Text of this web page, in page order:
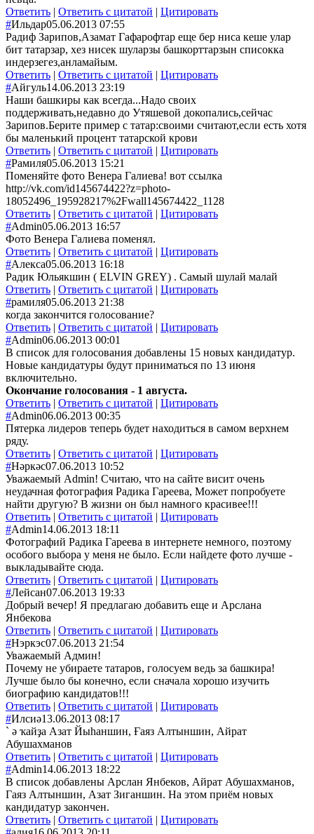
Ответить | Ответить с цитатой | Цитировать
#Ильдар05.06.2013 07:55
Радиф Зарипов,Азамат Гафарофтар еще бер ниса кеше улар
бит татарзар, хез нисек шуларзы башкорттарзын списокка
индерзегез,анламайым.
Ответить | Ответить с цитатой | Цитировать
#Айгуль14.06.2013 23:19
Наши башкиры как всегда...Надо своих
поддерживать,недавно до Утяшевой докопались,сейчас
Зарипов.Берите пример с татар:своими считают,если есть хотя
бы маленький процент татарской крови
Ответить | Ответить с цитатой | Цитировать
#Рамиля05.06.2013 15:21
Поменяйте фото Венера Галиева! вот ссылка
http://vk.com/id145674422?z=photo-
18052496_195928217%2Fwall145674422_1128
Ответить | Ответить с цитатой | Цитировать
#Admin05.06.2013 16:57
Фото Венера Галиева поменял.
Ответить | Ответить с цитатой | Цитировать
#Алекса05.06.2013 16:18
Радик Юльякшин ( ELVIN GREY) . Самый шулай малай
Ответить | Ответить с цитатой | Цитировать
#рамиля05.06.2013 21:38
когда закончится голосование?
Ответить | Ответить с цитатой | Цитировать
#Admin06.06.2013 00:01
В список для голосования добавлены 15 новых кандидатур.
Новые кандидатуры будут приниматься по 13 июня
включительно.
Окончание голосования - 1 августа.
Ответить | Ответить с цитатой | Цитировать
#Admin06.06.2013 00:35
Пятерка лидеров теперь будет находиться в самом верхнем
ряду.
Ответить | Ответить с цитатой | Цитировать
#Нәркәс07.06.2013 10:52
Уважаемый Admin! Считаю, что на сайте висит очень
неудачная фотография Радика Гареева, Может попробуете
найти другую? В жизни он был намного красивее!!!
Ответить | Ответить с цитатой | Цитировать
#Admin14.06.2013 18:11
Фотографий Радика Гареева в интернете немного, поэтому
особого выбора у меня не было. Если найдете фото лучше -
выкладывайте сюда.
Ответить | Ответить с цитатой | Цитировать
#Лейсан07.06.2013 19:33
Добрый вечер! Я предлагаю добавить еще и Арслана
Янбекова
Ответить | Ответить с цитатой | Цитировать
#Нэркэс07.06.2013 21:54
Уважаемый Админ!
Почему не убираете татаров, голосуем ведь за башкира!
Лучше было бы конечно, если сначала хорошо изучить
биографию кандидатов!!!
Ответить | Ответить с цитатой | Цитировать
#Илсиә13.06.2013 08:17
` ә ҡайҙа Азат Йыһаншин, Ғаяз Алтыншин, Айрат
Абушахманов
Ответить | Ответить с цитатой | Цитировать
#Admin14.06.2013 18:22
В список добавлены Арслан Янбеков, Айрат Абушахманов,
Гаяз Алтыншин, Азат Зиганшин. На этом приём новых
кандидатур закончен.
Ответить | Ответить с цитатой | Цитировать